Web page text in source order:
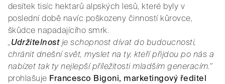
desítek tisíc hektarů alpských lesů, které byly v
poslední době navíc poškozeny činností kůrovce,
škůdce napadajícího smrk.
„Udržitelnostje schopnost dívat do budoucnosti,
chránit dnešní svět, myslet na ty, kteří přijdou po nás a
nabízet tak ty nejlepší příležitosti mladším generacím."
prohlašuje Francesco Bigoni, marketingový ředitel